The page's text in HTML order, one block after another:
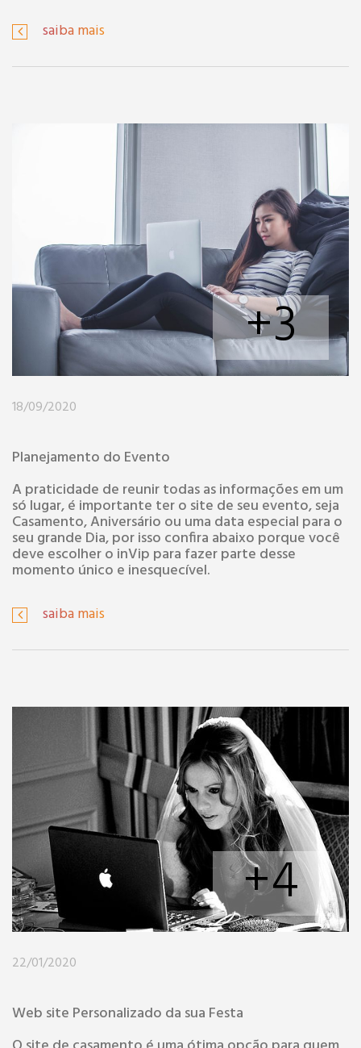
saiba mais
+3
18/09/2020
Planejamento do Evento
A praticidade de reunir todas as informações em um
só lugar, é importante ter o site de seu evento, seja
Casamento, Aniversário ou uma data especial para o
seu grande Dia, por isso confira abaixo porque você
deve escolher o inVip para fazer parte desse
momento único e inesquecível.
saiba mais
+4
22/01/2020
Web site Personalizado da sua Festa